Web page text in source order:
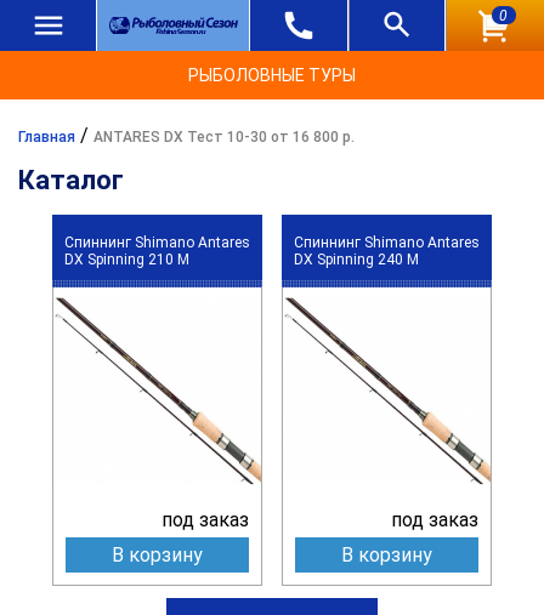
0
РЫБОЛОВНЫЕ ТУРЫ
Главная / ANTARES DX Тест 10-30 от 16 800 р.
Каталог
Спиннинг Shimano Antares
DX Spinning 210 M
под заказ
В корзину
Спиннинг Shimano Antares
DX Spinning 240 M
под заказ
В корзину